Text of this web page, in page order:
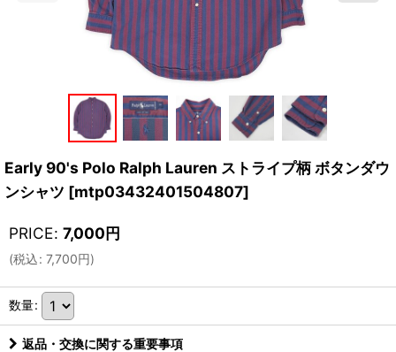
Early 90's Polo Ralph Lauren ストライプ柄 ボタンダウ
ンシャツ [mtp03432401504807]
PRICE: 7,000円
(税込: 7,700円)
数量:
返品・交換に関する重要事項